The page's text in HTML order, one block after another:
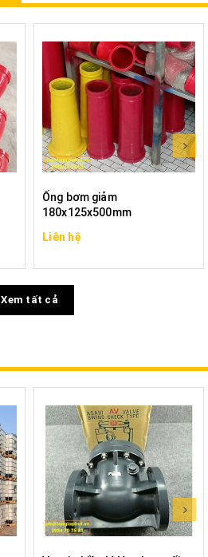
Ống bơm giảm
180x125x500mm
Liên hệ
Xem tất cả